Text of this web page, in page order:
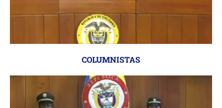
COLUMNISTAS